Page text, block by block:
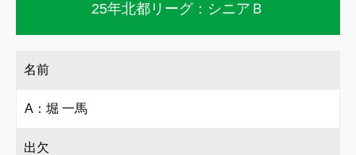
25年北都リーグ：シニアＢ
名前
A：堀 一馬
出欠